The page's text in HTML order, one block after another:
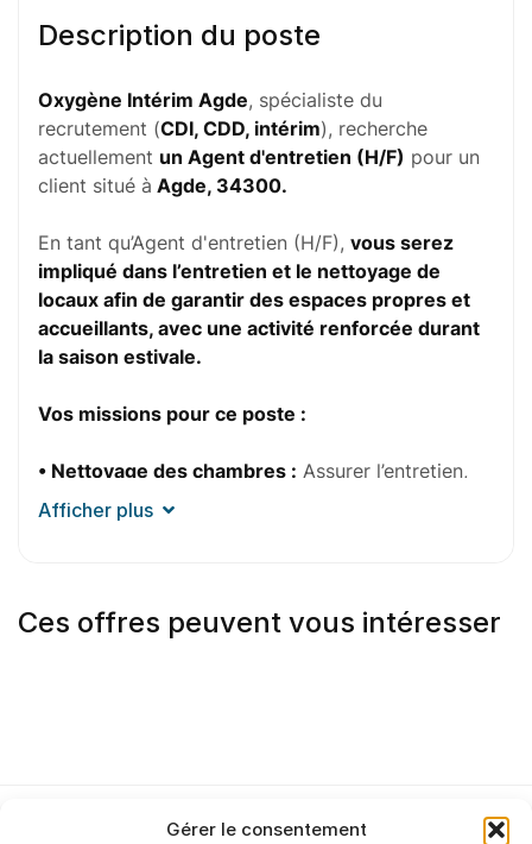
Gérer le consentement
1 À 3 Mois
Description du poste
Oxygène Intérim Agde, spécialiste du
recrutement (CDI, CDD, intérim), recherche
actuellement un Agent d'entretien (H/F) pour un
client situé à Agde, 34300.
En tant qu’Agent d'entretien (H/F), vous serez
impliqué dans l’entretien et le nettoyage de
locaux afin de garantir des espaces propres et
accueillants, avec une activité renforcée durant
la saison estivale.
Vos missions pour ce poste :
• Nettoyage des chambres : Assurer l’entretien,
faire les recouches.
maintenir un haut niveau de propreté.
Afficher plus
Ces offres peuvent vous intéresser